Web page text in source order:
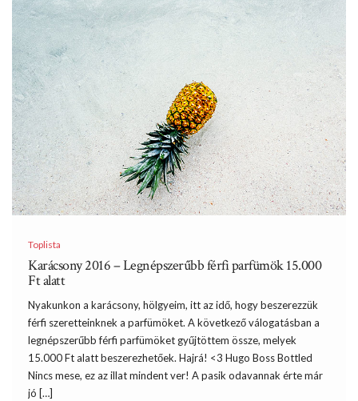
Toplista
Karácsony 2016 – Legnépszerűbb férfi parfümök 15.000
Ft alatt
Nyakunkon a karácsony, hölgyeim, itt az idő, hogy beszerezzük
férfi szeretteinknek a parfümöket. A következő válogatásban a
legnépszerűbb férfi parfümöket gyűjtöttem össze, melyek
15.000 Ft alatt beszerezhetőek. Hajrá! <3 Hugo Boss Bottled
Nincs mese, ez az illat mindent ver! A pasik odavannak érte már
jó […]